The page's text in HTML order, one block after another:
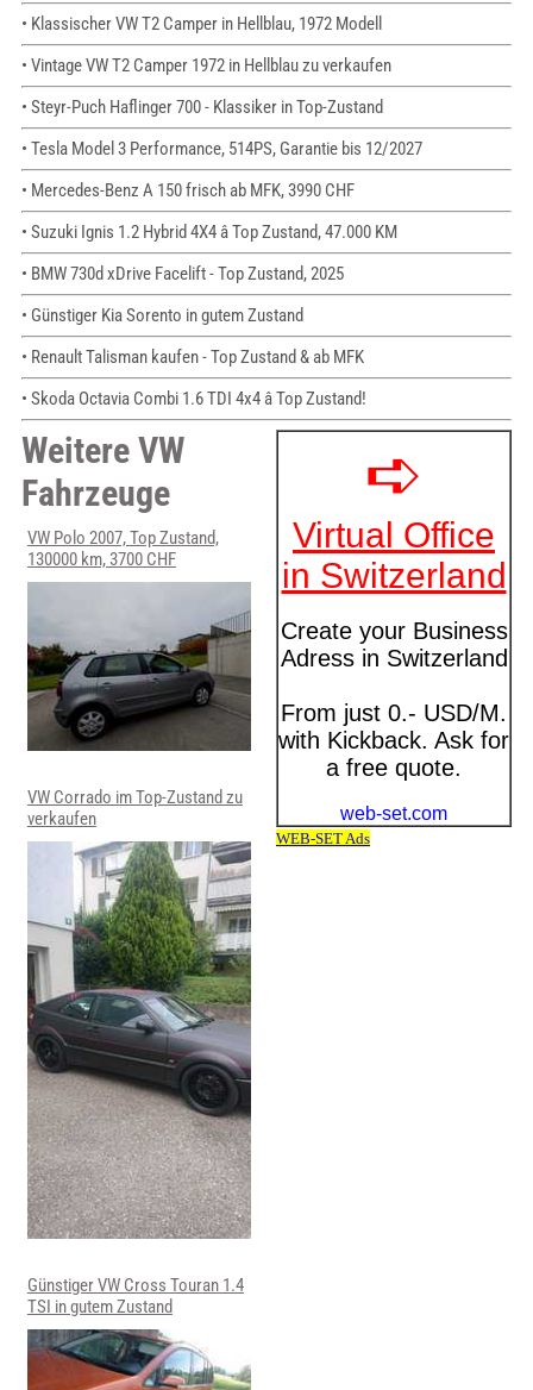
• Klassischer VW T2 Camper in Hellblau, 1972 Modell
• Vintage VW T2 Camper 1972 in Hellblau zu verkaufen
• Steyr-Puch Haflinger 700 - Klassiker in Top-Zustand
• Tesla Model 3 Performance, 514PS, Garantie bis 12/2027
• Mercedes-Benz A 150 frisch ab MFK, 3990 CHF
• Suzuki Ignis 1.2 Hybrid 4X4 â Top Zustand, 47.000 KM
• BMW 730d xDrive Facelift - Top Zustand, 2025
• Günstiger Kia Sorento in gutem Zustand
• Renault Talisman kaufen - Top Zustand & ab MFK
• Skoda Octavia Combi 1.6 TDI 4x4 â Top Zustand!
Weitere VW
Fahrzeuge
VW Polo 2007, Top Zustand,
130000 km, 3700 CHF
VW Corrado im Top-Zustand zu
verkaufen
Günstiger VW Cross Touran 1.4
TSI in gutem Zustand